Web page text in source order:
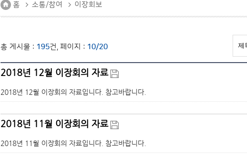
홈 소통/참여 이장회보
총 게시물 : 195건, 페이지 : 10/20
2018년 12월 이장회의 자료
2018년 12월 이장회의 자료입니다. 참고바랍니다.
2018년 11월 이장회의 자료
2018년 11월 이장회의 자료입니다. 참고바랍니다.